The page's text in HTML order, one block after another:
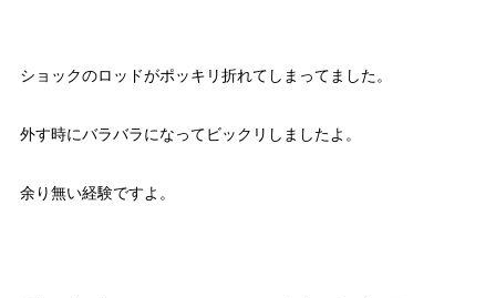
ショックのロッドがポッキリ折れてしまってました。
外す時にバラバラになってビックリしましたよ。
余り無い経験ですよ。